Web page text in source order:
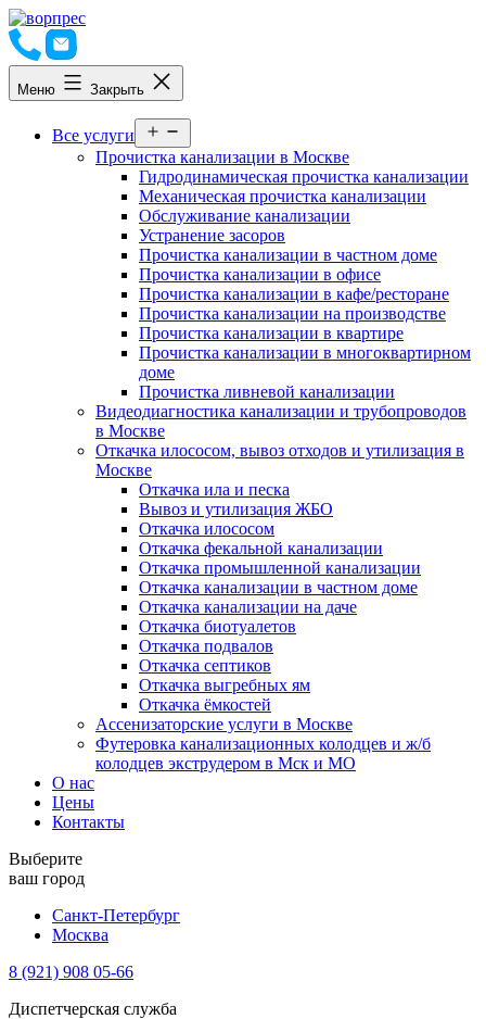
Перейти
к
содержимому
Меню Закрыть
Все услуги
меню
Прочистка канализации в Москве
Гидродинамическая прочистка канализации
Механическая прочистка канализации
Обслуживание канализации
Устранение засоров
Прочистка канализации в частном доме
Прочистка канализации в офисе
Прочистка канализации в кафе/ресторане
Прочистка канализации на производстве
Прочистка канализации в квартире
Прочистка канализации в многоквартирном
доме
Прочистка ливневой канализации
Видеодиагностика канализации и трубопроводов
в Москве
Откачка илососом, вывоз отходов и утилизация в
Москве
Откачка ила и песка
Вывоз и утилизация ЖБО
Откачка илососом
Откачка фекальной канализации
Откачка промышленной канализации
Откачка канализации в частном доме
Откачка канализации на даче
Откачка биотуалетов
Откачка подвалов
Откачка септиков
Откачка выгребных ям
Откачка ёмкостей
Ассенизаторские услуги в Москве
Футеровка канализационных колодцев и ж/б
колодцев экструдером в Мск и МО
О нас
Цены
Контакты
Выберите
ваш город
Санкт-Петербург
Москва
8 (921) 908 05-66
Диспетчерская служба